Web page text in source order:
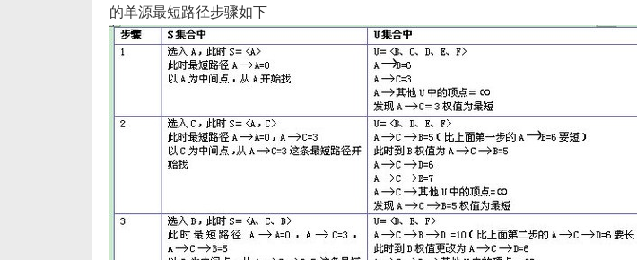
的单源最短路径步骤如下